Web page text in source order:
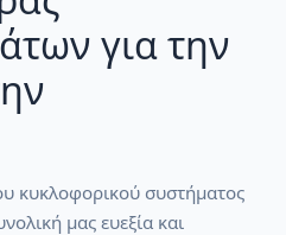
για την
κυκλοφορικού συστήματος
μας ευεξία και